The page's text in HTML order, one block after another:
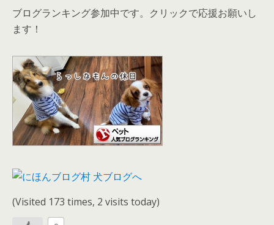
ブログランキング参加中です。クリックで応援お願いし
ます！
(Visited 173 times, 2 visits today)